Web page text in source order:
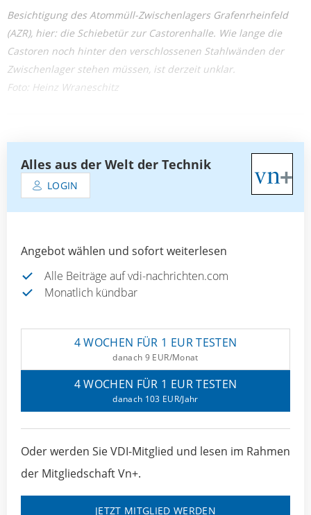
Besichtigung des Atommüll-Zwischenlagers Grafenrheinfeld
(AZR), hier: die Schiebetür zur Castorenhalle. Wie lange die
Castoren noch hinter den verschlossenen Stahlwänden der
Zwischenlager stehen müssen, ist derzeit unklar.
Foto: Heinz Wraneschitz
Alles aus der Welt der Technik
LOGIN
Angebot wählen und sofort weiterlesen
Alle Beiträge auf vdi-nachrichten.com
Monatlich kündbar
4 WOCHEN FÜR 1 EUR TESTEN
danach 9 EUR/Monat
4 WOCHEN FÜR 1 EUR TESTEN
danach 103 EUR/Jahr
Oder werden Sie VDI-Mitglied und lesen im Rahmen
der Mitgliedschaft Vn+.
JETZT MITGLIED WERDEN